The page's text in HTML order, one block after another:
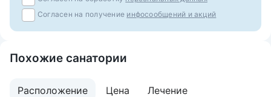
Согласен на получение инфосообщений и акций
Похожие санатории
Расположение Цена Лечение